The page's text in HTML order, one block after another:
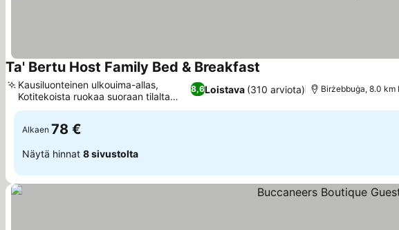
Ta' Bertu Host Family Bed & Breakfast
8,6Loistava (310 arviota)
Kausiluonteinen ulkouima-allas,
Kotitekoista ruokaa suoraan tilalta
pöytään
Birżebbuġa, 8.0
Alkaen 78 €
Näytä hinnat 8 sivustolta